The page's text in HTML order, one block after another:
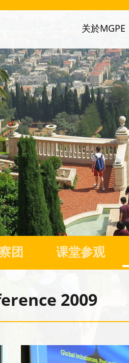
关於MGPE
团 课堂参观
2009